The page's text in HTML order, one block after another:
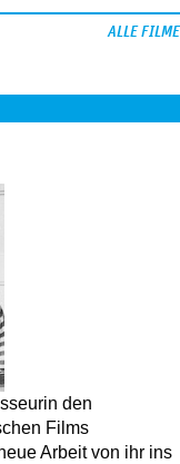
ALLE FILME
den
Films
Arbeit von ihr ins